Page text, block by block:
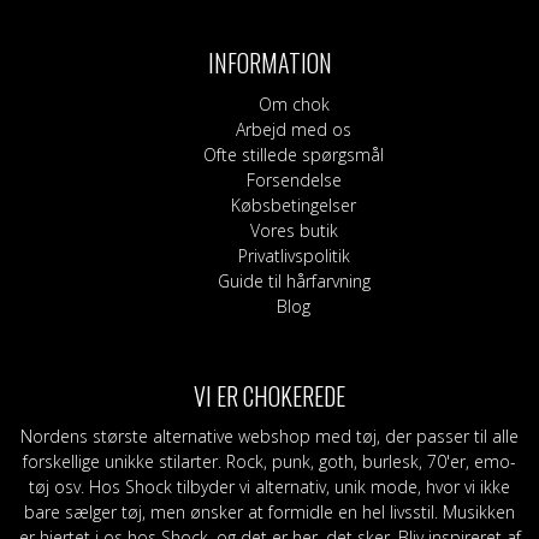
Mulighederne
varesiden
INFORMATION
Om chok
Arbejd med os
Ofte stillede spørgsmål
Forsendelse
Købsbetingelser
Vores butik
Privatlivspolitik
Guide til hårfarvning
Blog
VI ER CHOKEREDE
Nordens største alternative webshop med tøj, der passer til alle
forskellige unikke stilarter. Rock, punk, goth, burlesk, 70'er, emo-
tøj osv. Hos Shock tilbyder vi alternativ, unik mode, hvor vi ikke
bare sælger tøj, men ønsker at formidle en hel livsstil. Musikken